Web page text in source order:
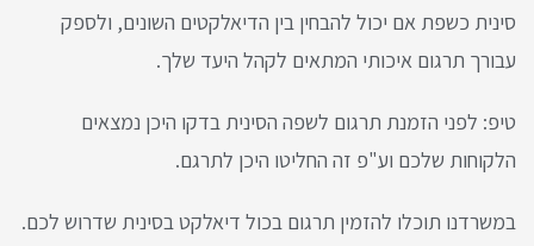
סינית כשפת אם יכול להבחין בין הדיאלקטים השונים, ולספק
עבורך תרגום איכותי המתאים לקהל היעד שלך.
טיפ: לפני הזמנת תרגום לשפה הסינית בדקו היכן נמצאים
הלקוחות שלכם וע"פ זה החליטו היכן לתרגם.
במשרדנו תוכלו להזמין תרגום בכול דיאלקט בסינית שדרוש לכם.